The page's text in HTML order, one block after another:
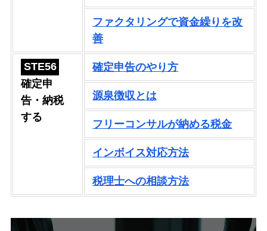
ファクタリングで資金繰りを改
善
STE56
確定申
告・納税
する
確定申告のやり方
源泉徴収とは
フリーコンサルが納める税金
インボイス対応方法
税理士への相談方法